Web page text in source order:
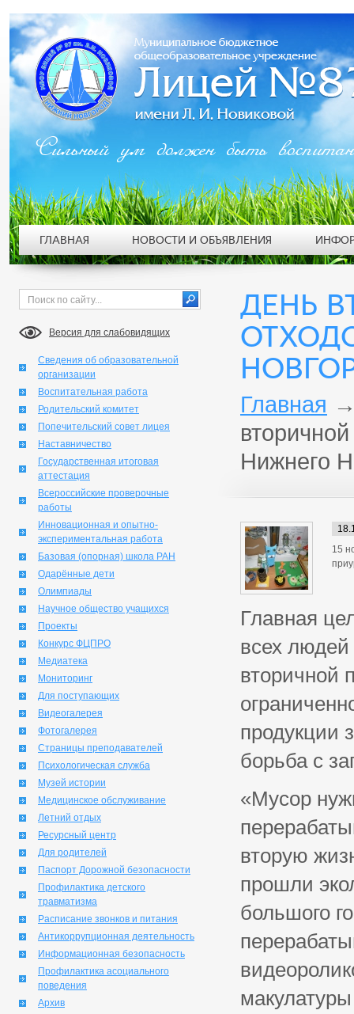
Версия для слабовидящих
Сведения об образовательной
организации
Воспитательная работа
Родительский комитет
Попечительский совет лицея
Наставничество
Государственная итоговая
аттестация
Всероссийские проверочные
работы
Инновационная и опытно-
экспериментальная работа
Базовая (опорная) школа РАН
Одарённые дети
Олимпиады
Научное общество учащихся
Проекты
Конкурс ФЦПРО
Медиатека
Мониторинг
Для поступающих
Видеогалерея
Фотогалерея
Страницы преподавателей
Психологическая служба
Музей истории
Медицинское обслуживание
Летний отдых
Ресурсный центр
Для родителей
Паспорт Дорожной безопасности
Профилактика детского
травматизма
Расписание звонков и питания
Антикоррупционная деятельность
Информационная безопасность
Профилактика асоциального
поведения
Архив
ДЕНЬ
Главная
Нижнего
15
Главная
всех людей
вторичной
продукции
борьба с
«Мусор
вторую
прошли
большого
Сильный ум должен быть
ГЛАВНАЯ НОВОСТИ И ОБЪЯВЛЕНИЯ